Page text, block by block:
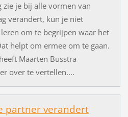
zie je bij alle vormen van
verandert, kun je niet
om te begrijpen waar het
helpt om ermee om te gaan.
Maarten Busstra
over te vertellen....
partner verandert